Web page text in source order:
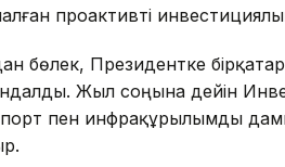
проактивті
бөлек, Президентке
Жыл соңына дейін
пен инфрақұрылымды